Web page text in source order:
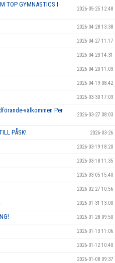
TOP GYMNASTICS I
2026-05-25 12:48
2026-04-28 13:38
2026-04-27 11:17
2026-04-23 14:31
2026-04-20 11:03
2026-04-19 08:42
2026-03-30 17:03
välkommen Per
2026-03-27 08:03
PÅSK! 2026-03-26
2026-03-19 18:20
2026-03-18 11:35
2026-03-05 15:40
2026-02-27 10:56
2026-01-31 13:00
2026-01-28 09:50
2026-01-13 11:06
2026-01-12 10:40
2026-01-08 09:37